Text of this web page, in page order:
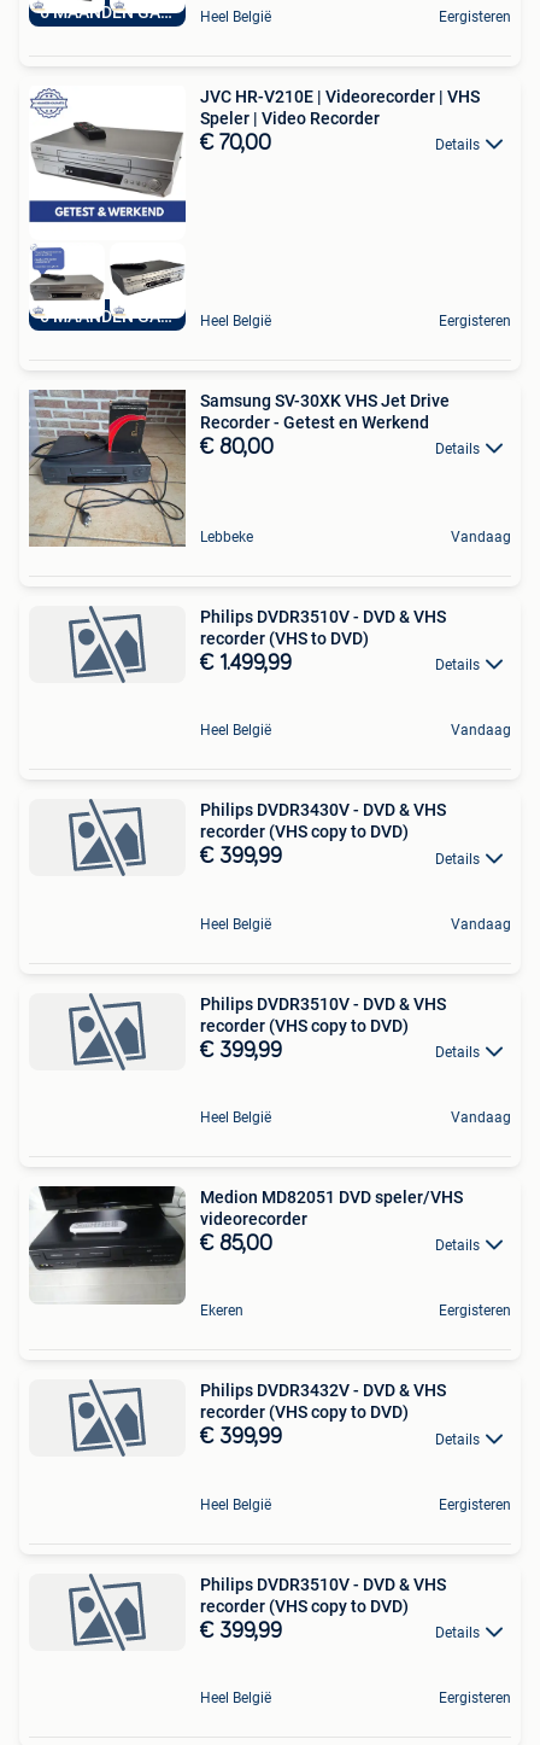
6 MAANDEN GARANTIE Heel België Eergisteren
6 MAANDEN GARANTIE
JVC HR-V210E | Videorecorder | VHS
Speler | Video Recorder
€ 70,00 Details
Heel België Eergisteren
Samsung SV-30XK VHS Jet Drive
Recorder - Getest en Werkend
€ 80,00 Details
Lebbeke Vandaag
Philips DVDR3510V - DVD & VHS
recorder (VHS to DVD)
€ 1.499,99 Details
Heel België Vandaag
Philips DVDR3430V - DVD & VHS
recorder (VHS copy to DVD)
€ 399,99 Details
Heel België Vandaag
Philips DVDR3510V - DVD & VHS
recorder (VHS copy to DVD)
€ 399,99 Details
Heel België Vandaag
Medion MD82051 DVD speler/VHS
videorecorder
€ 85,00 Details
Ekeren Eergisteren
Philips DVDR3432V - DVD & VHS
recorder (VHS copy to DVD)
€ 399,99 Details
Heel België Eergisteren
Philips DVDR3510V - DVD & VHS
recorder (VHS copy to DVD)
€ 399,99 Details
Heel België Eergisteren